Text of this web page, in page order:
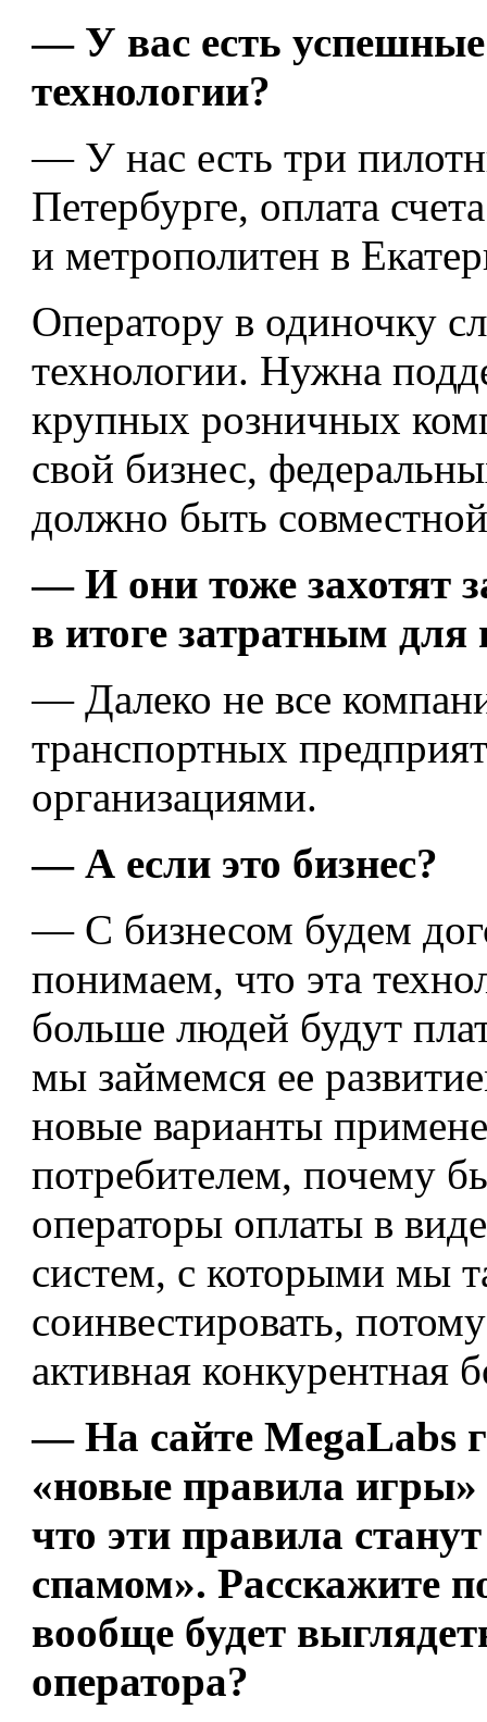
— У вас есть успешные
технологии?
— У нас есть три
Петербурге, оплата
и метрополитен в
Оператору в одиночку
технологии. Нужна
крупных розничных
свой бизнес,
должно быть
— И они тоже захотят
в итоге затратным для
— Далеко не все
транспортных
организациями.
— А если это бизнес?
— С бизнесом будем
понимаем, что эта
больше людей будут
мы займемся ее
новые варианты
потребителем, почему
операторы оплаты в
систем, с которыми мы
соинвестировать,
активная конкурентная
— На сайте MegaLabs
«новые правила
что эти правила
спамом». Расскажите
вообще будет
оператора?